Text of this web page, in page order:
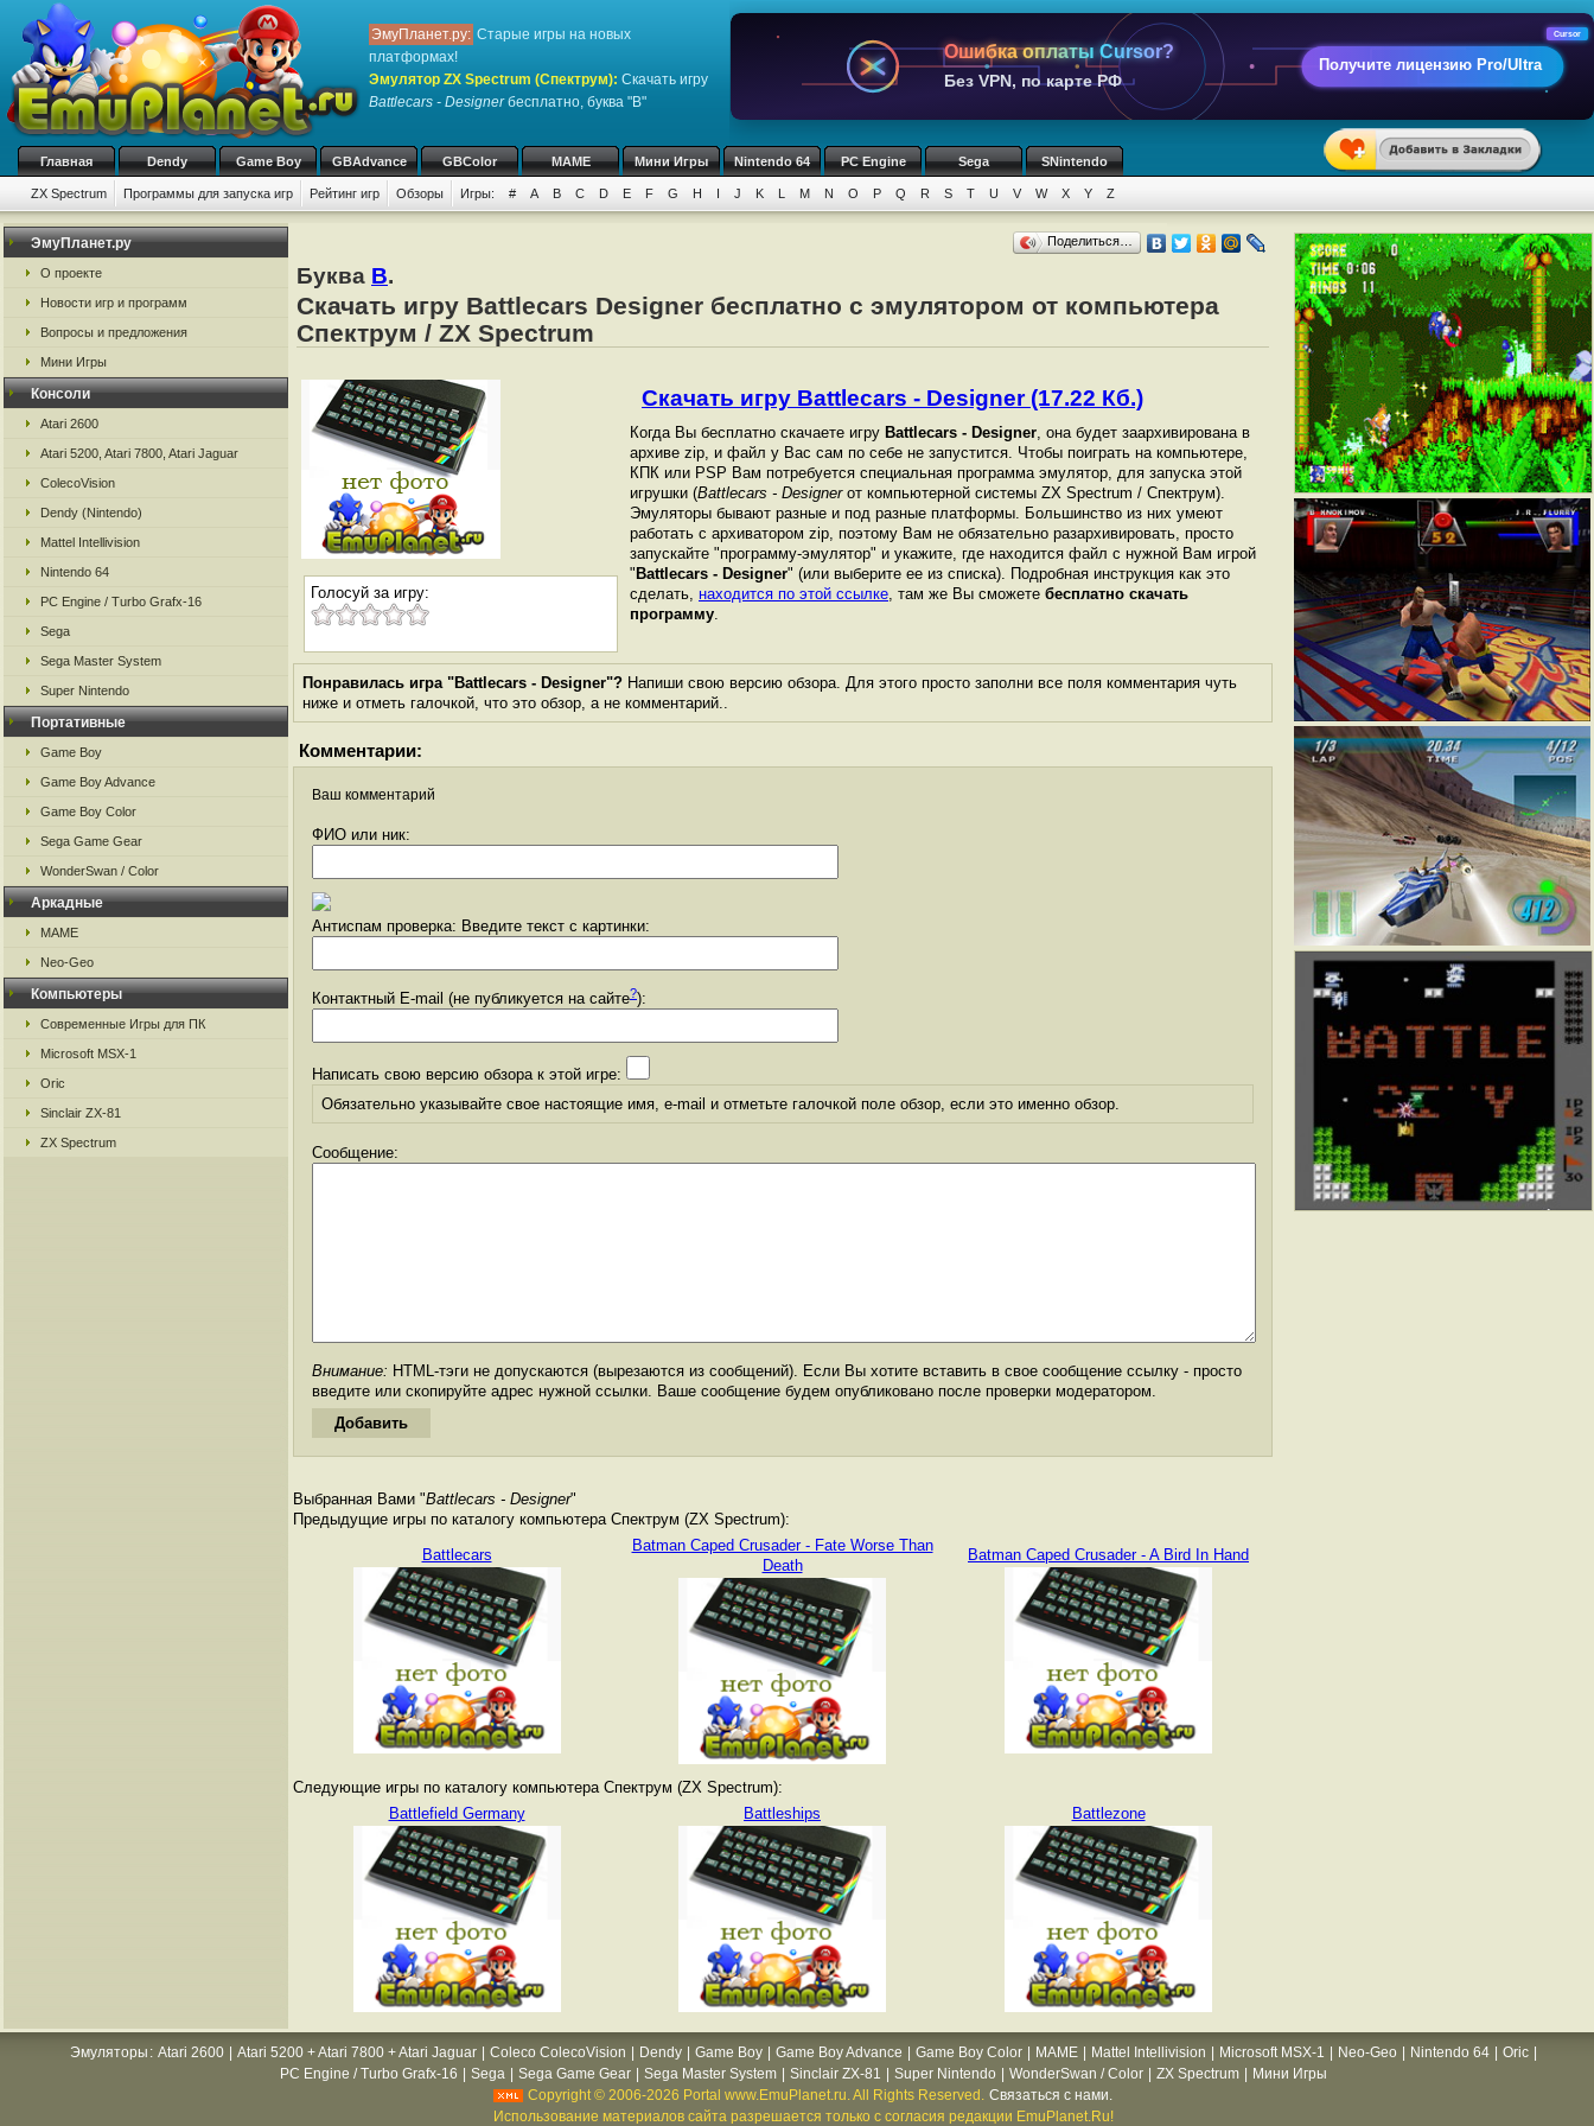
ЭмуПланет.ру: Старые игры на новых
платформах!
Эмулятор ZX Spectrum (Спектрум): Скачать игру
Battlecars - Designerбесплатно, буква "B"
Ошибка оплаты Cursor?
Без VPN, по карте РФ
Получите лицензию Pro/Ultra
Cursor
Главная Dendy Game Boy GBAdvance GBColor MAME Мини Игры Nintendo 64 PC Engine Sega SNintendo
ZX Spectrum Программы для запуска игр Рейтинг игр Обзоры Игры: # A B C D E F G H I J K L M N O P Q R S T U V W X Y Z
ЭмуПланет.ру
О проекте
Новости игр и программ
Вопросы и предложения
Мини Игры
Консоли
Atari 2600
Atari 5200, Atari 7800, Atari Jaguar
ColecoVision
Dendy (Nintendo)
Mattel Intellivision
Nintendo 64
PC Engine / Turbo Grafx-16
Sega
Sega Master System
Super Nintendo
Портативные
Game Boy
Game Boy Advance
Game Boy Color
Sega Game Gear
WonderSwan / Color
Аркадные
MAME
Neo-Geo
Компьютеры
Современные Игры для ПК
Microsoft MSX-1
Oric
Sinclair ZX-81
ZX Spectrum
Поделиться…
Буква B.
Скачать игру Battlecars Designer бесплатно с эмулятором от компьютера
Спектрум / ZX Spectrum
Голосуй за игру:
Скачать игру Battlecars - Designer (17.22 Кб.)
Когда Вы бесплатно скачаете игру Battlecars - Designer, она будет заархивирована в
архиве zip, и файл у Вас сам по себе не запустится. Чтобы поиграть на компьютере,
КПК или PSP Вам потребуется специальная программа эмулятор, для запуска этой
игрушки (Battlecars - Designerот компьютерной системы ZX Spectrum / Спектрум).
Эмуляторы бывают разные и под разные платформы. Большинство из них умеют
работать с архиватором zip, поэтому Вам не обязательно разархивировать, просто
запускайте "программу-эмулятор" и укажите, где находится файл с нужной Вам игрой
" Battlecars - Designer" (или выберите ее из списка). Подробная инструкция как это
сделать, находится по этой ссылке, там же Вы сможете бесплатно скачать
программу.
Понравилась игра "Battlecars - Designer"? Напиши свою версию обзора. Для этого просто заполни все поля комментария чуть
ниже и отметь галочкой, что это обзор, а не комментарий..
Комментарии:
Ваш комментарий
ФИО или ник:
Антиспам проверка: Введите текст с картинки:
Контактный E-mail (не публикуется на сайте?):
Написать свою версию обзора к этой игре:
Обязательно указывайте свое настоящие имя, e-mail и отметьте галочкой поле обзор, если это именно обзор.
Сообщение:
Внимание: HTML-тэги не допускаются (вырезаются из сообщений). Если Вы хотите вставить в свое сообщение ссылку - просто
введите или скопируйте адрес нужной ссылки. Ваше сообщение будем опубликовано после проверки модератором.
Выбранная Вами "Battlecars - Designer"
Предыдущие игры по каталогу компьютера Спектрум (ZX Spectrum):
Battlecars
Batman Caped Crusader - Fate Worse Than
Death
Batman Caped Crusader - A Bird In Hand
Следующие игры по каталогу компьютера Спектрум (ZX Spectrum):
Battlefield Germany
Battleships Battlezone
Эмуляторы : Atari 2600 Atari 5200 + Atari 7800 + Atari Jaguar Coleco ColecoVision Dendy Game Boy Game Boy Advance Game Boy Color MAME Mattel Intellivision Microsoft MSX-1 Neo-Geo Nintendo 64 Oric
PC Engine / Turbo Grafx-16
Sega Sega Game Gear Sega Master System Sinclair ZX-81 Super Nintendo WonderSwan / Color ZX Spectrum
Мини Игры
Copyright © 2006-2026 Portal www.EmuPlanet.ru. All Rights Reserved. Связаться с нами.
Использование материалов сайта разрешается только с согласия редакции EmuPlanet.Ru!